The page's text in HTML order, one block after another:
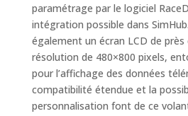
paramétrage par le logiciel
intégration possible dans
également un écran LCD de près
résolution de 480×800 pixels,
pour l’affichage des données
compatibilité étendue et la
personnalisation font de ce